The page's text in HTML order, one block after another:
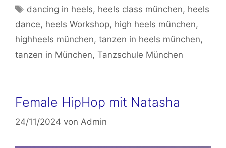
Schlagwörter
dancing in heels, heels class münchen, heels
dance, heels Workshop, high heels münchen,
highheels münchen, tanzen in heels münchen,
tanzen in München, Tanzschule München
Female HipHop mit Natasha
24/11/2024 von Admin